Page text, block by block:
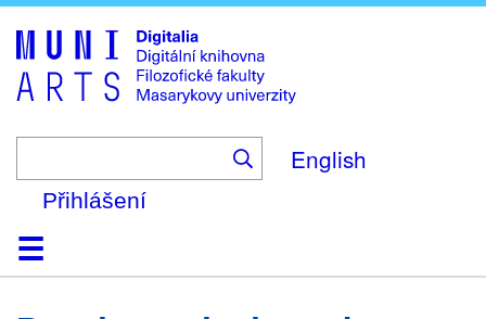
to
main
content
English
Přihlášení
DomůKolekce
Prohlížení
Vyhledávání
O platformě
Nápověda
KontaktDigitalia